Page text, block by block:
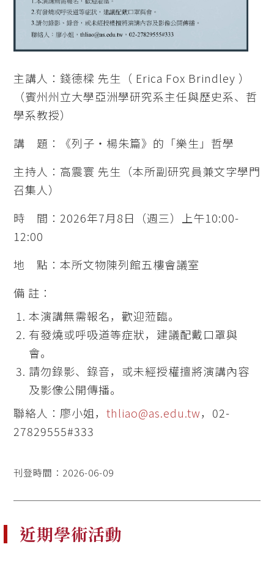
主講人：錢德樑 先生（ Erica Fox Brindley ）
（賓州州立大學亞洲學研究系主任與歷史系、哲
學系教授）
講 題：《列子・楊朱篇》的「樂生」哲學
主持人：高震寰 先生（本所副研究員兼文字學門
召集人）
時 間：2026年7月8日（週三）上午10:00-
12:00
地 點：本所文物陳列館五樓會議室
備 註：
本演講無需報名，歡迎蒞臨。
有發燒或呼吸道等症狀，建議配戴口罩與
會。
請勿錄影、錄音，或未經授權擅將演講內容
及影像公開傳播。
聯絡人：廖小姐， thliao@as.edu.tw，02-
27829555#333
刊登時間：2026-06-09
近期學術活動